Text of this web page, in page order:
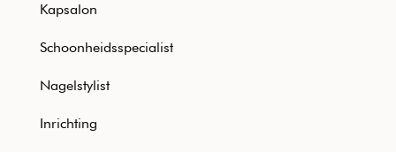
Kapsalon
Schoonheidsspecialist
Nagelstylist
Inrichting